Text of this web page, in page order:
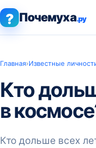
? Почемуха.ру
Главная›Известные
Кто
в
Кто дольше всех